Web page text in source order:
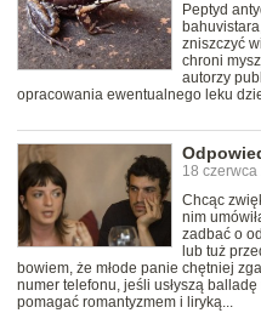
Peptyd
zniszczyć
chroni
autorzy
opracowania ewentualnego leku
18
Chcąc
nim
zadbać o
lub tuż
bowiem, że młode panie chętniej
numer telefonu, jeśli usłyszą balladę
pomagać romantyzmem i liryką...